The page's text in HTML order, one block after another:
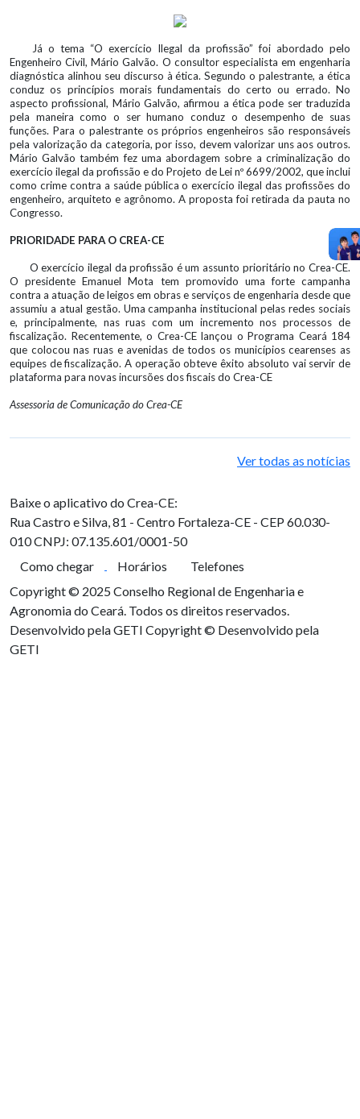
Já o tema “O exercício Ilegal da profissão” foi abordado pelo
Engenheiro Civil, Mário Galvão. O consultor especialista em engenharia
diagnóstica alinhou seu discurso à ética. Segundo o palestrante, a ética
conduz os princípios morais fundamentais do certo ou errado. No
aspecto profissional, Mário Galvão, afirmou a ética pode ser traduzida
pela maneira como o ser humano conduz o desempenho de suas
funções. Para o palestrante os próprios engenheiros são responsáveis
pela valorização da categoria, por isso, devem valorizar uns aos outros.
Mário Galvão também fez uma abordagem sobre a criminalização do
exercício ilegal da profissão e do Projeto de Lei nº 6699/2002, que inclui
como crime contra a saúde pública o exercício ilegal das profissões do
engenheiro, arquiteto e agrônomo. A proposta foi retirada da pauta no
Congresso.
PRIORIDADE PARA O CREA-CE
O exercício ilegal da profissão é um assunto prioritário no Crea-CE.
O presidente Emanuel Mota tem promovido uma forte campanha
contra a atuação de leigos em obras e serviços de engenharia desde que
assumiu a atual gestão. Uma campanha institucional pelas redes sociais
e, principalmente, nas ruas com um incremento nos processos de
fiscalização. Recentemente, o Crea-CE lançou o Programa Ceará 184
que colocou nas ruas e avenidas de todos os municípios cearenses as
equipes de fiscalização. A operação obteve êxito absoluto vai servir de
plataforma para novas incursões dos fiscais do Crea-CE
Assessoria de Comunicação do Crea-CE
Ver todas as notícias
Baixe o aplicativo do Crea-CE:
Rua Castro e Silva, 81 - Centro Fortaleza-CE - CEP 60.030-
010CNPJ: 07.135.601/0001-50
Como chegar
Horários
Telefones
Copyright © 2025 Conselho Regional de Engenharia e
Agronomia do Ceará. Todos os direitos reservados.
Desenvolvido pela GETI Copyright © Desenvolvido pela
GETI